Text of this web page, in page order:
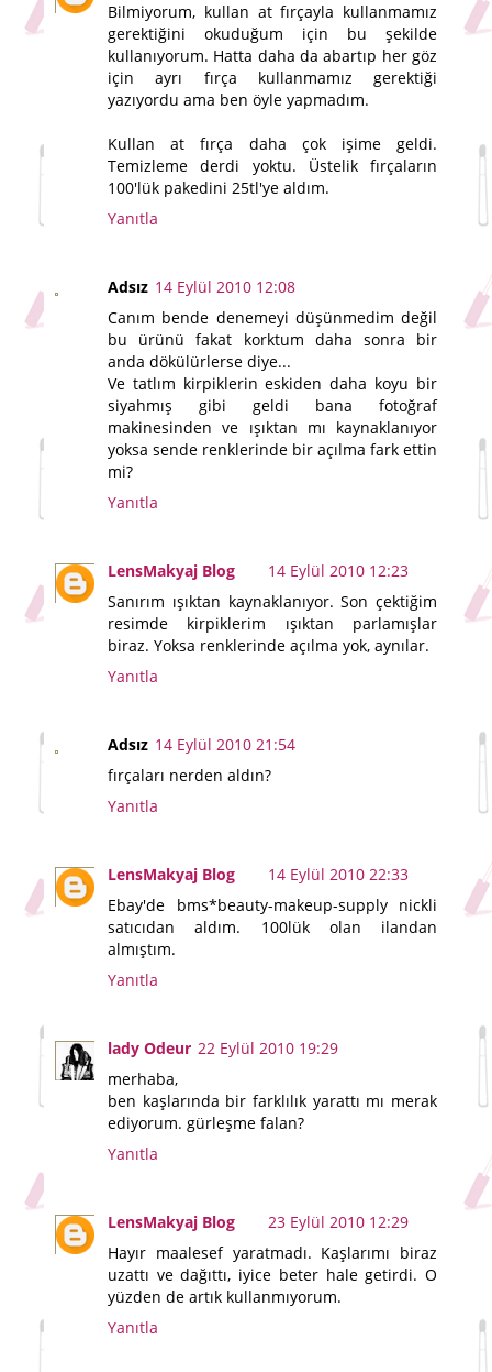
Bilmiyorum, kullan at fırçayla kullanmamız
gerektiğini okuduğum için bu şekilde
kullanıyorum. Hatta daha da abartıp her göz
için ayrı fırça kullanmamız gerektiği
yazıyordu ama ben öyle yapmadım.
Kullan at fırça daha çok işime geldi.
Temizleme derdi yoktu. Üstelik fırçaların
100'lük pakedini 25tl'ye aldım.
Yanıtla
Adsız 14 Eylül 2010 12:08
Canım bende denemeyi düşünmedim değil
bu ürünü fakat korktum daha sonra bir
anda dökülürlerse diye...
Ve tatlım kirpiklerin eskiden daha koyu bir
siyahmış gibi geldi bana fotoğraf
makinesinden ve ışıktan mı kaynaklanıyor
yoksa sende renklerinde bir açılma fark ettin
mi?
Yanıtla
LensMakyaj Blog
14 Eylül 2010 12:23
Sanırım ışıktan kaynaklanıyor. Son çektiğim
resimde kirpiklerim ışıktan parlamışlar
biraz. Yoksa renklerinde açılma yok, aynılar.
Yanıtla
Adsız 14 Eylül 2010 21:54
fırçaları nerden aldın?
Yanıtla
LensMakyaj Blog
14 Eylül 2010 22:33
Ebay'de bms*beauty-makeup-supply nickli
satıcıdan aldım. 100lük olan ilandan
almıştım.
Yanıtla
lady Odeur 22 Eylül 2010 19:29
merhaba,
ben kaşlarında bir farklılık yarattı mı merak
ediyorum. gürleşme falan?
Yanıtla
LensMakyaj Blog
23 Eylül 2010 12:29
Hayır maalesef yaratmadı. Kaşlarımı biraz
uzattı ve dağıttı, iyice beter hale getirdi. O
yüzden de artık kullanmıyorum.
Yanıtla